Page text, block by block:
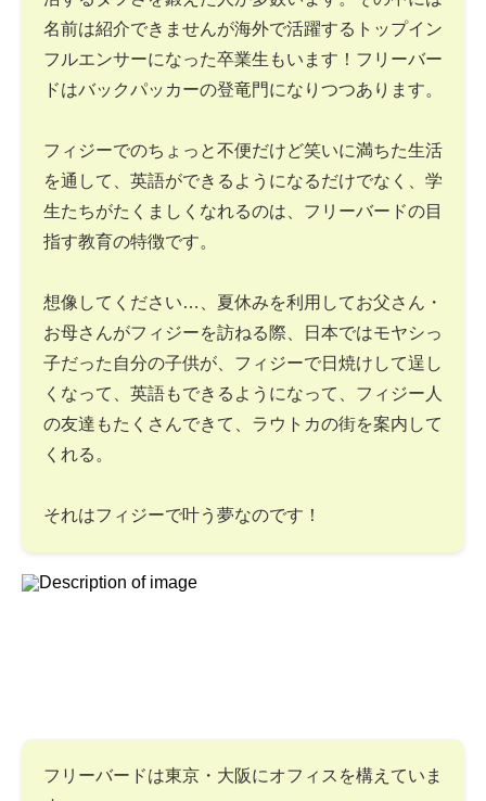
名前は紹介できませんが海外で活躍するトップイン
フルエンサーになった卒業生もいます！フリーバー
ドはバックパッカーの登竜門になりつつあります。
フィジーでのちょっと不便だけど笑いに満ちた生活
を通して、英語ができるようになるだけでなく、学
生たちがたくましくなれるのは、フリーバードの目
指す教育の特徴です。
想像してください…、夏休みを利用してお父さん・
お母さんがフィジーを訪ねる際、日本ではモヤシっ
子だった自分の子供が、フィジーで日焼けして逞し
くなって、英語もできるようになって、フィジー人
の友達もたくさんできて、ラウトカの街を案内して
くれる。
それはフィジーで叶う夢なのです！
フリーバードは東京・大阪にオフィスを構えていま